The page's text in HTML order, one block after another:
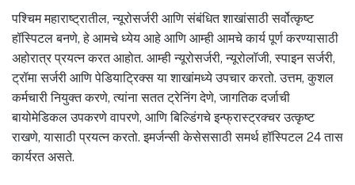
पश्चिम महाराष्ट्रातील, न्यूरोसर्जरी आणि संबंधित शाखांसाठी सर्वोत्कृष्ट
हॉस्पिटल बनणे, हे आमचे ध्येय आहे आणि आम्ही आमचे कार्य पूर्ण करण्यासाठी
अहोरात्र प्रयत्न करत आहोत. आम्ही न्यूरोसर्जरी, न्यूरोलॉजी, स्पाइन सर्जरी,
ट्रॉमा सर्जरी आणि पेडियाट्रिक्स या शाखांमध्ये उपचार करतो. उत्तम, कुशल
कर्मचारी नियुक्त करणे, त्यांना सतत ट्रेनिंग देणे, जागतिक दर्जाची
बायोमेडिकल उपकरणे वापरणे, आणि बिल्डिंगचे इन्फ्रास्ट्रक्चर उत्कृष्ट
राखणे, यासाठी प्रयत्न करतो. इमर्जन्सी केसेससाठी समर्थ हॉस्पिटल 24 तास
कार्यरत असते.